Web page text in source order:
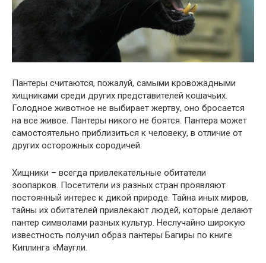
Пантеры считаются, пожалуй, самыми кровожадными
хищниками среди других представителей кошачьих.
Голодное животное не выбирает жертву, оно бросается
на все живое. Пантеры никого не боятся. Пантера может
самостоятельно приблизиться к человеку, в отличие от
других осторожных сородичей.
Хищники – всегда привлекательные обитатели
зоопарков. Посетители из разных стран проявляют
постоянный интерес к дикой природе. Тайна иных миров,
тайны их обитателей привлекают людей, которые делают
пантер символами разных культур. Неслучайно широкую
известность получил образ пантеры Багиры по книге
Киплинга «Маугли.